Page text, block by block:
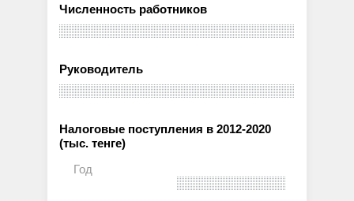
Численность работников
Руководитель
Налоговые поступления в 2012-2020
(тыс. тенге)